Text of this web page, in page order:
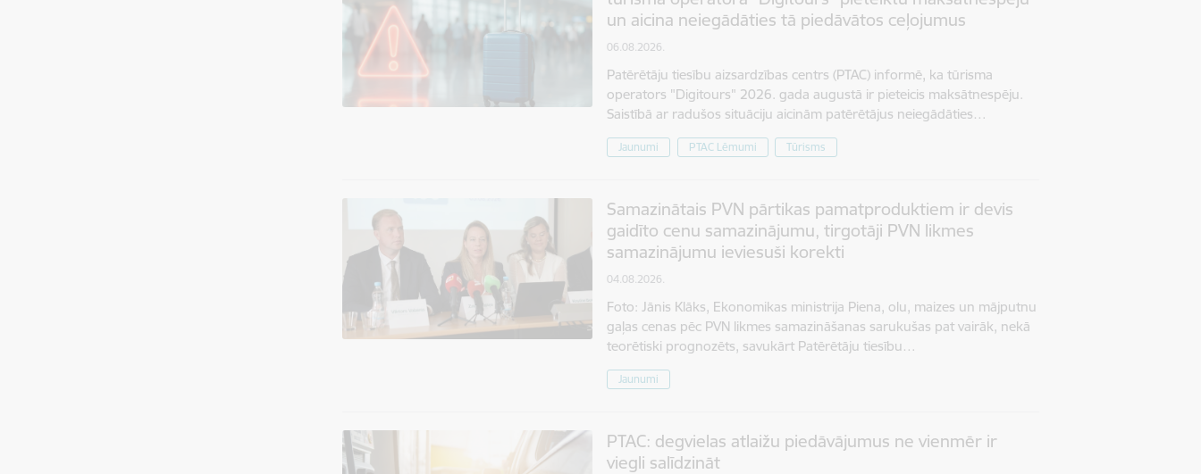
un aicina neiegādāties tā piedāvātos ceļojumus
06.08.2026.
Patērētāju tiesību aizsardzības centrs (PTAC) informē, ka tūrisma
operators "Digitours" 2026. gada augustā ir pieteicis maksātnespēju.
Saistībā ar radušos situāciju aicinām patērētājus neiegādāties…
Jaunumi PTAC Lēmumi Tūrisms
Samazinātais PVN pārtikas pamatproduktiem ir devis
gaidīto cenu samazinājumu, tirgotāji PVN likmes
samazinājumu ieviesuši korekti
04.08.2026.
Foto: Jānis Klāks, Ekonomikas ministrija Piena, olu, maizes un mājputnu
gaļas cenas pēc PVN likmes samazināšanas sarukušas pat vairāk, nekā
teorētiski prognozēts, savukārt Patērētāju tiesību…
Jaunumi
PTAC: degvielas atlaižu piedāvājumus ne vienmēr ir
viegli salīdzināt